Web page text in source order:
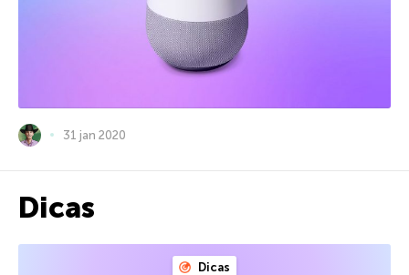
31 jan 2020
Dicas
Dicas